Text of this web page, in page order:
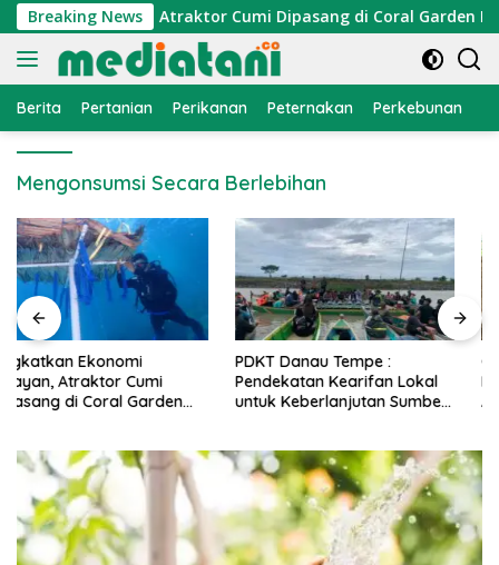
Langsung
ke
konten
Breaking News
Nelayan, Atraktor Cumi Dipasang di Coral Garden
Berita Pertanian Perikanan Peternakan Perkebunan
Mengonsumsi Secara Berlebihan
PDKT Danau Tempe :
Pendekatan Kearifan Lokal
untuk Keberlanjutan Sumber
Cara Mengatasi Penyakit
PMK pada Sapi Perah Secara
Alami dan Medis